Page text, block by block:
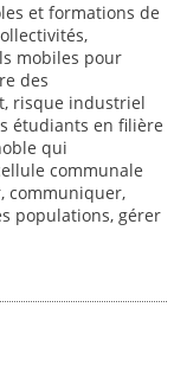
et formations de
mobiles pour
des
risque industriel
étudiants en filière
qui
communale
communiquer,
populations, gérer